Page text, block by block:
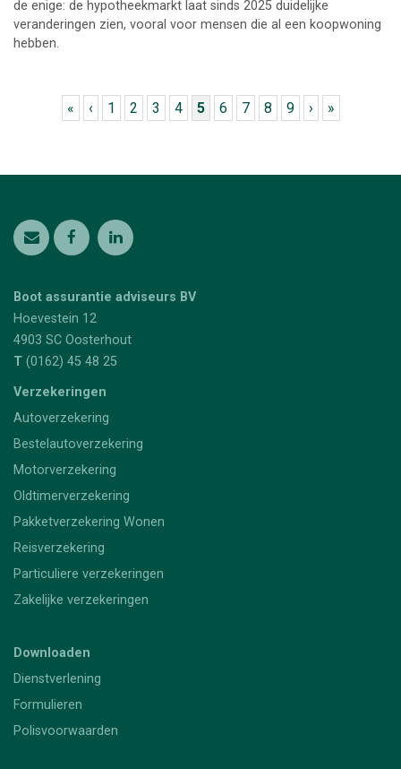
de enige: de hypotheekmarkt laat sinds 2025 duidelijke
veranderingen zien, vooral voor mensen die al een koopwoning
hebben.
« ‹ 1 2 3 4 5 6 7 8 9 › »
Boot assurantie adviseurs BV
Hoevestein 12
4903 SC Oosterhout
T (0162) 45 48 25
Verzekeringen
Autoverzekering
Bestelautoverzekering
Motorverzekering
Oldtimerverzekering
Pakketverzekering Wonen
Reisverzekering
Particuliere verzekeringen
Zakelijke verzekeringen
Downloaden
Dienstverlening
Formulieren
Polisvoorwaarden